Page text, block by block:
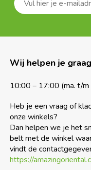
Wij helpen je
10:00 – 17:00 (ma. t/m
Heb je een vraag of
onze winkels?
Dan helpen we je het
belt met de winkel
vindt de
https://